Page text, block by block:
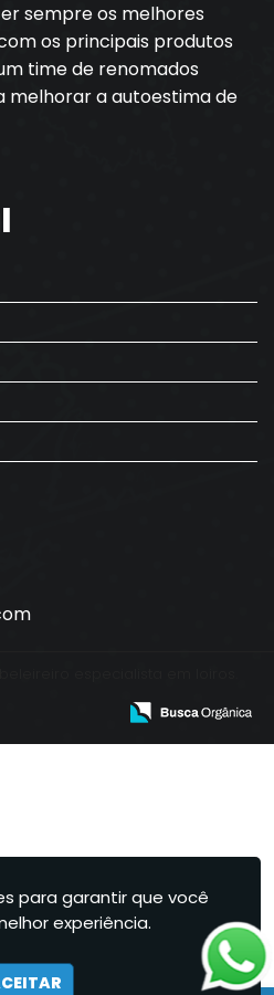
sempre os melhores
os principais produtos
time de renomados
melhorar a autoestima de
para garantir que você
experiência.